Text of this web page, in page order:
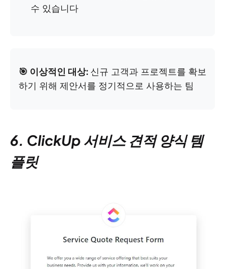
수 있습니다
🎯 이상적인 대상: 신규 고객과 프로젝트를 확보
하기 위해 제안서를 정기적으로 사용하는 팀
6. ClickUp 서비스 견적 양식 템
플릿